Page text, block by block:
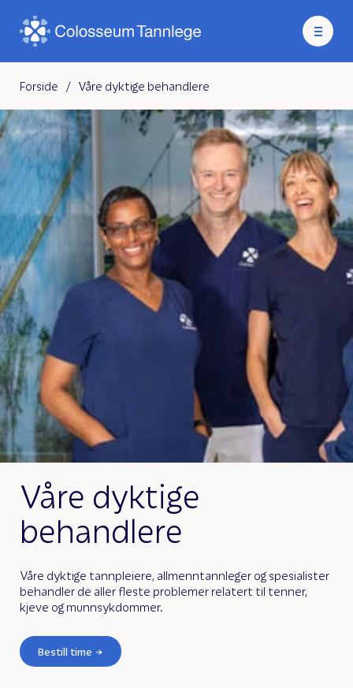
Forside / Våre dyktige behandlere
Våre dyktige
behandlere
Våre dyktige tannpleiere, allmenntannleger og spesialister
behandler de aller fleste problemer relatert til tenner,
kjeve og munnsykdommer.
Bestill time